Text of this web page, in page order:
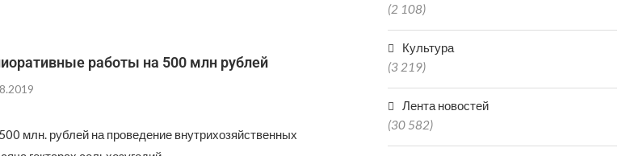
работы на 500 млн рублей
млн. рублей на проведение внутрихозяйственных
(2 108)
Культура
(3 219)
Лента новостей
(30 582)